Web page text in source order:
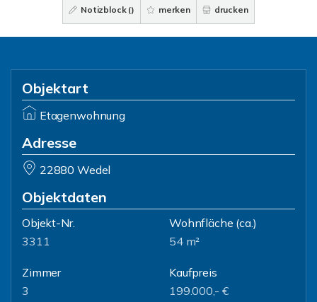
Notizblock () merken drucken
Objektart
Etagenwohnung
Adresse
22880 Wedel
Objektdaten
Objekt-Nr.
3311
Wohnfläche (ca.)
54 m²
Zimmer
3
Kaufpreis
199.000,- €